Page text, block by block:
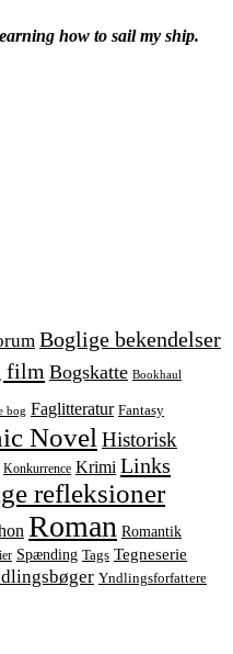
how to sail my ship.
Boglige bekendelser
film Bogskatte Bookhaul
bog Faglitteratur Fantasy
Novel Historisk
Konkurrence Krimi Links
refleksioner
Roman Romantik
Spænding Tags Tegneserie
Yndlingsforfattere